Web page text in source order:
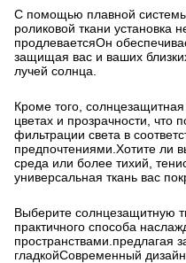
С помощью плавной
роликовой ткани установка
продлеваетсяОн
защищая вас и ваших
лучей солнца.
Кроме того,
цветах и прозрачности, что
фильтрации света в
предпочтениями.Хотите ли
среда или более тихий,
универсальная ткань вас
Выберите солнцезащитную
практичного способа
пространствами.предлагая
гладкойСовременный дизайн.